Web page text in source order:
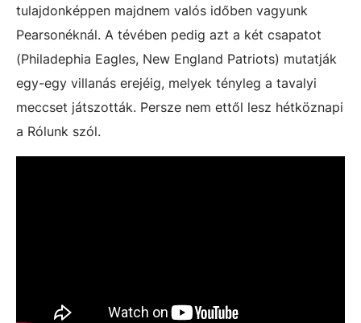
tulajdonképpen majdnem valós időben vagyunk
Pearsonéknál. A tévében pedig azt a két csapatot
(Philadephia Eagles, New England Patriots) mutatják
egy-egy villanás erejéig, melyek tényleg a tavalyi
meccset játszották. Persze nem ettől lesz hétköznapi
a Rólunk szól.